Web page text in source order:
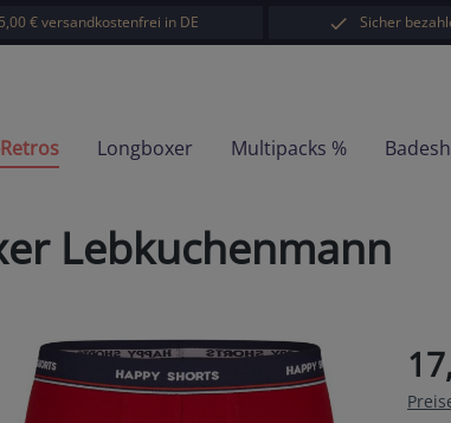
€ versandkostenfrei in DE Sicher
Longboxer Multipacks %
Lebkuchenmann